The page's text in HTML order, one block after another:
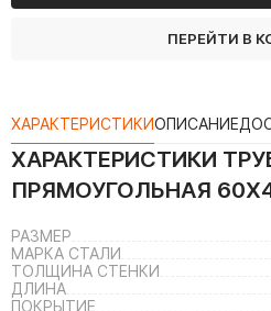
ПЕРЕЙТИ В
ХАРАКТЕРИСТИКИОПИСАНИЕ
ХАРАКТЕРИСТИКИ
ПРЯМОУГОЛЬНАЯ
РАЗМЕР
МАРКА СТАЛИ
ТОЛЩИНА СТЕНКИ
ДЛИНА
ПОКРЫТИЕ